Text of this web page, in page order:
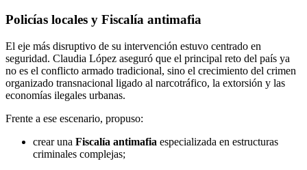
Policías locales y Fiscalía antimafia
El eje más disruptivo de su intervención estuvo centrado en
seguridad. Claudia López aseguró que el principal reto del país ya
no es el conflicto armado tradicional, sino el crecimiento del crimen
organizado transnacional ligado al narcotráfico, la extorsión y las
economías ilegales urbanas.
Frente a ese escenario, propuso:
crear una Fiscalía antimafia especializada en estructuras
criminales complejas;